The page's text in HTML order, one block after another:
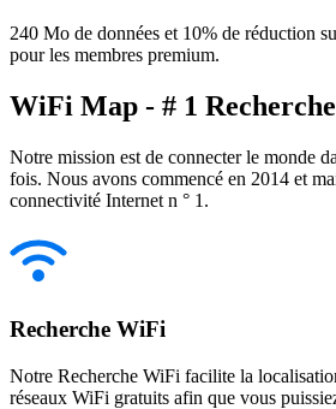
240 Mo de données et 10% de réduction
pour les membres premium.
WiFi Map - # 1
Notre mission est de connecter le monde
fois. Nous avons commencé en 2014 et
connectivité Internet n ° 1.
Recherche WiFi
Notre Recherche WiFi facilite la
réseaux WiFi gratuits afin que vous